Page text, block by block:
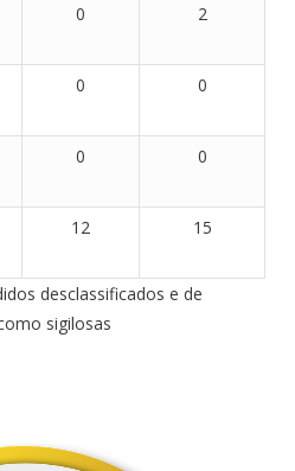
0 2
0 0
0 0
12 15
desclassificados e de
sigilosas